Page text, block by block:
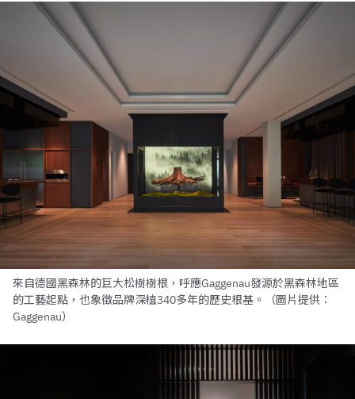
來自德國黑森林的巨大松樹樹根，呼應Gaggenau發源於黑森林地區
的工藝起點，也象徵品牌深植340多年的歷史根基。（圖片提供：
Gaggenau）